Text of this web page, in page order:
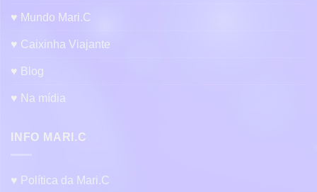
na
página
produto
♥ Mundo Mari.C
♥ Caixinha Viajante
♥ Blog
♥ Na mídia
INFO MARI.C
♥ Política da Mari.C